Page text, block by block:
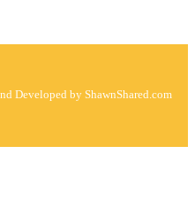
Developed by ShawnShared.com